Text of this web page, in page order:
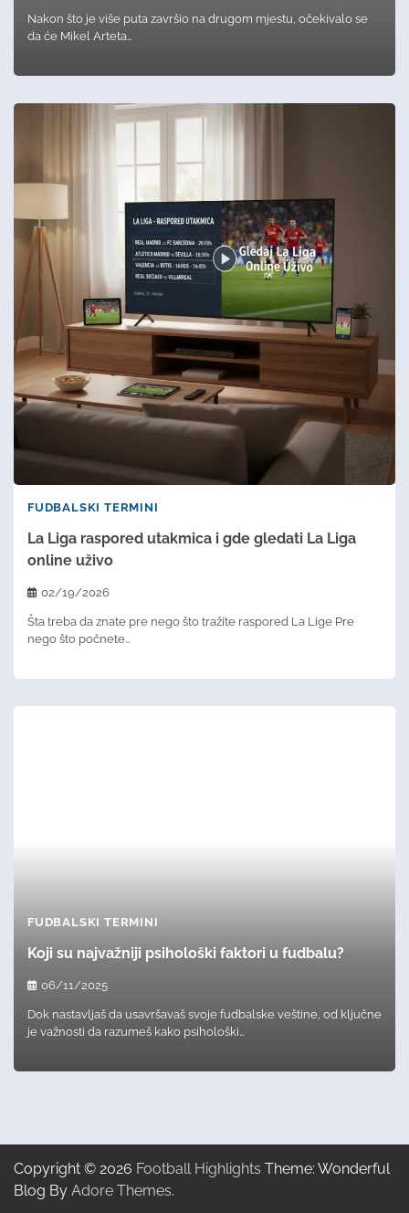
Nakon što je više puta završio na drugom mjestu, očekivalo se
da će Mikel Arteta…
FUDBALSKI TERMINI
La Liga raspored utakmica i gde gledati La Liga
online uživo
02/19/2026
Šta treba da znate pre nego što tražite raspored La Lige Pre
nego što počnete…
FUDBALSKI TERMINI
Koji su najvažniji psihološki faktori u fudbalu?
06/11/2025
Dok nastavljaš da usavršavaš svoje fudbalske veštine, od ključne
je važnosti da razumeš kako psihološki…
Copyright © 2026 Football Highlights Theme: Wonderful
Blog By Adore Themes.